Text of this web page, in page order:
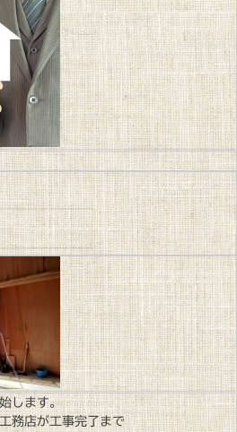
します。
務店が工事完了まで